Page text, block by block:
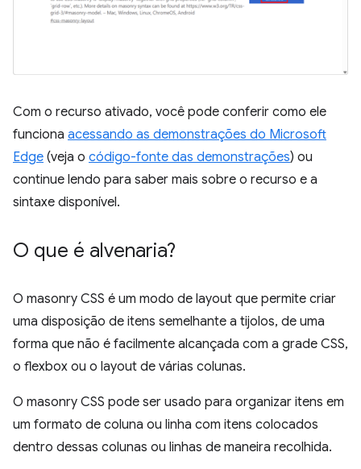
Com o recurso ativado, você pode conferir como ele
funciona acessando as demonstrações do Microsoft
Edge (veja o código-fonte das demonstrações) ou
continue lendo para saber mais sobre o recurso e a
sintaxe disponível.
O que é alvenaria?
O masonry CSS é um modo de layout que permite criar
uma disposição de itens semelhante a tijolos, de uma
forma que não é facilmente alcançada com a grade CSS,
o flexbox ou o layout de várias colunas.
O masonry CSS pode ser usado para organizar itens em
um formato de coluna ou linha com itens colocados
dentro dessas colunas ou linhas de maneira recolhida.